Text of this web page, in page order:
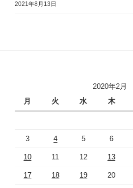
2021年8月13日
2020年2月
月
火 水 木
3 4 5 6
10 11 12 13
17 18 19 20